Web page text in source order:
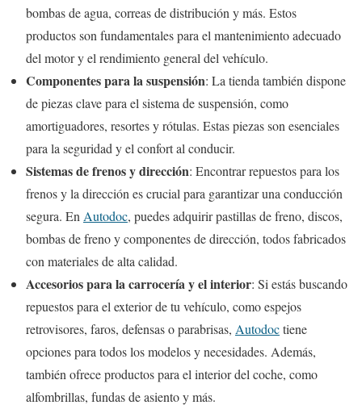
bombas de agua, correas de distribución y más. Estos
productos son fundamentales para el mantenimiento adecuado
del motor y el rendimiento general del vehículo.
Componentes para la suspensión: La tienda también dispone
de piezas clave para el sistema de suspensión, como
amortiguadores, resortes y rótulas. Estas piezas son esenciales
para la seguridad y el confort al conducir.
Sistemas de frenos y dirección: Encontrar repuestos para los
frenos y la dirección es crucial para garantizar una conducción
segura. EnAutodoc, puedes adquirir pastillas de freno, discos,
bombas de freno y componentes de dirección, todos fabricados
con materiales de alta calidad.
Accesorios para la carrocería y el interior: Si estás buscando
repuestos para el exterior de tu vehículo, como espejos
retrovisores, faros, defensas o parabrisas, Autodoctiene
opciones para todos los modelos y necesidades. Además,
también ofrece productos para el interior del coche, como
alfombrillas, fundas de asiento y más.